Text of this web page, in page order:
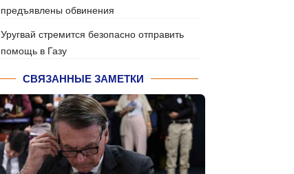
предъявлены обвинения
Уругвай стремится безопасно отправить
помощь в Газу
СВЯЗАННЫЕ ЗАМЕТКИ